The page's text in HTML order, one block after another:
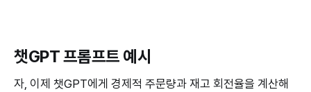
챗GPT 프롬프트 예시
자, 이제 챗GPT에게 경제적 주문량과 재고 회전율을 계산해